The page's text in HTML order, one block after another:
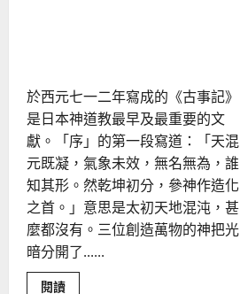
於西元七一二年寫成的《古事記》
是日本神道教最早及最重要的文
獻。「序」的第一段寫道：「天混
元既凝，氣象未效，無名無為，誰
知其形。然乾坤初分，參神作造化
之首。」意思是太初天地混沌，甚
麼都沒有。三位創造萬物的神把光
暗分開了......
閱讀Read